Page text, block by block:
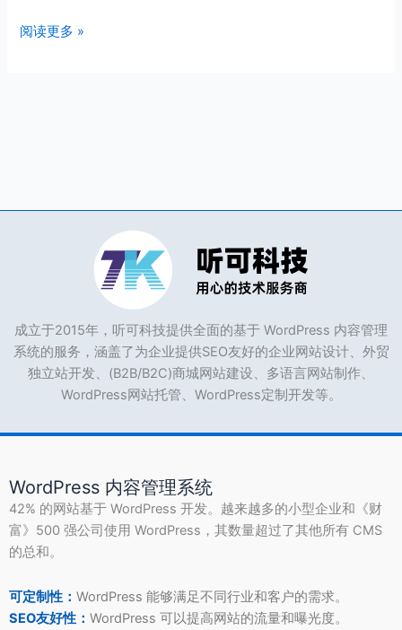
阅读更多 »
成立于2015年，听可科技提供全面的基于 WordPress 内容管理
系统的服务，涵盖了为企业提供SEO友好的企业网站设计、外贸
独立站开发、(B2B/B2C)商城网站建设、多语言网站制作、
WordPress网站托管、WordPress定制开发等。
WordPress 内容管理系统
42% 的网站基于 WordPress 开发。越来越多的小型企业和《财
富》500 强公司使用 WordPress，其数量超过了其他所有 CMS
的总和。
可定制性： WordPress 能够满足不同行业和客户的需求。
SEO友好性： WordPress 可以提高网站的流量和曝光度。